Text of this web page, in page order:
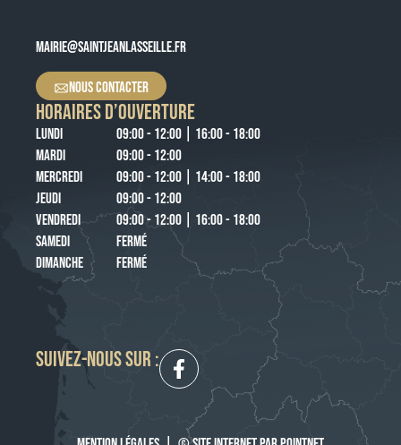
MAIRIE@SAINTJEANLASSEILLE.FR
NOUS CONTACTER
HORAIRES D’OUVERTURE
LUNDI
09:00 - 12:00 | 16:00 - 18:00
MARDI
09:00 - 12:00
MERCREDI
09:00 - 12:00 | 14:00 - 18:00
JEUDI
09:00 - 12:00
VENDREDI
09:00 - 12:00 | 16:00 - 18:00
SAMEDI
FERMÉ
DIMANCHE
FERMÉ
SUIVEZ-NOUS SUR :